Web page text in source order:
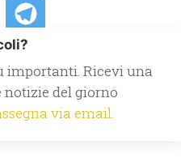
importanti. Ricevi una
notizie del giorno
via email.